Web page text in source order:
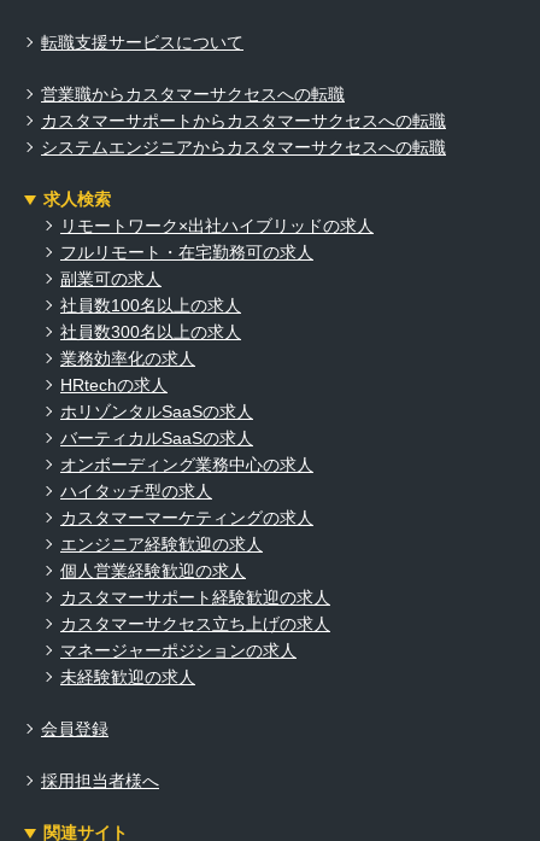
転職支援サービスについて
営業職からカスタマーサクセスへの転職
カスタマーサポートからカスタマーサクセスへの転職
システムエンジニアからカスタマーサクセスへの転職
求人検索
リモートワーク×出社ハイブリッドの求人
フルリモート・在宅勤務可の求人
副業可の求人
社員数100名以上の求人
社員数300名以上の求人
業務効率化の求人
HRtechの求人
ホリゾンタルSaaSの求人
バーティカルSaaSの求人
オンボーディング業務中心の求人
ハイタッチ型の求人
カスタマーマーケティングの求人
エンジニア経験歓迎の求人
個人営業経験歓迎の求人
カスタマーサポート経験歓迎の求人
カスタマーサクセス立ち上げの求人
マネージャーポジションの求人
未経験歓迎の求人
会員登録
採用担当者様へ
関連サイト